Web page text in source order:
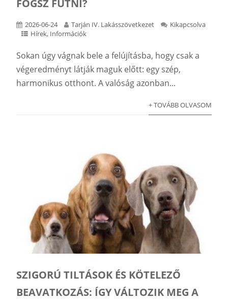
FOGSZ FUTNI?
2026-06-24 Tarján IV. Lakásszövetkezet
Kikapcsolva
Hírek, Információk
Sokan úgy vágnak bele a felújításba, hogy csak a
végeredményt látják maguk előtt: egy szép,
harmonikus otthont. A valóság azonban...
+ TOVÁBB OLVASOM
SZIGORÚ TILTÁSOK ÉS KÖTELEZŐ
BEAVATKOZÁS: ÍGY VÁLTOZIK MEG A